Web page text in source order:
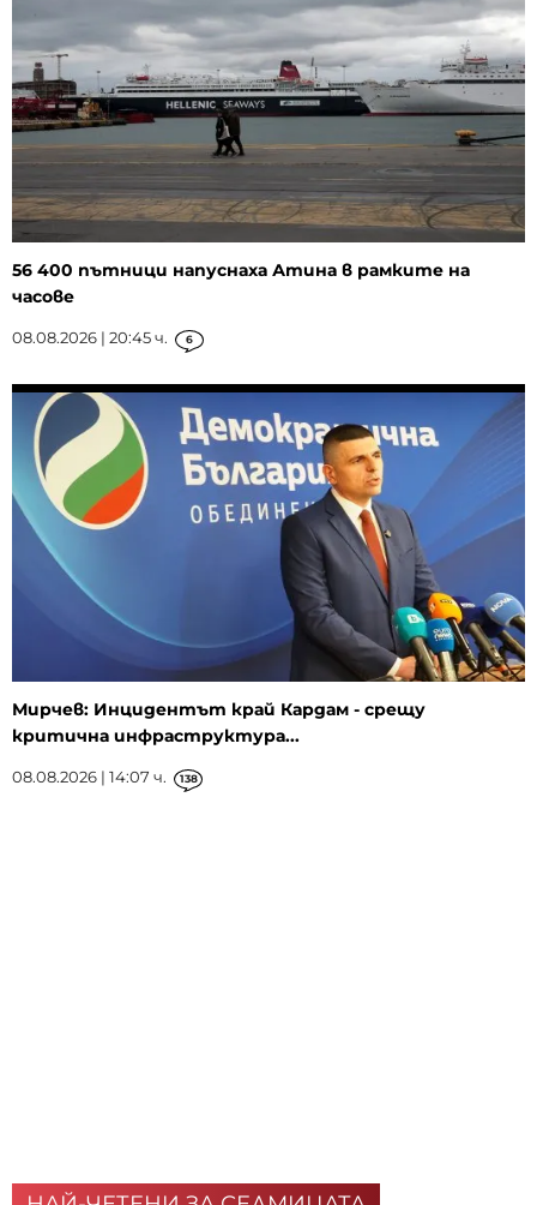
56 400 пътници напуснаха Атина в рамките на
часове
08.08.2026 | 20:45 ч. 6
Мирчев: Инцидентът край Кардам - срещу
критична инфраструктура...
08.08.2026 | 14:07 ч. 138